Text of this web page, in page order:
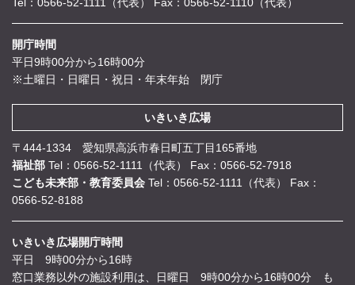
開庁時間
平日9時00分から16時00分
※土曜日・日曜日・祝日・年末年始 閉庁
いきいき広場
〒444-1334 愛知県高浜市春日町五丁目165番地
福祉部 Tel：0566-52-1111（代表）
Fax：0566-52-7918
こども未来部・教育委員会 Tel：0566-52-1111（代表）
Fax：
0566-52-8188
いきいき広場開庁時間
平日 9時00分から16時
窓口業務以外の施設利用は、日曜日 9時00分から16時00分 も